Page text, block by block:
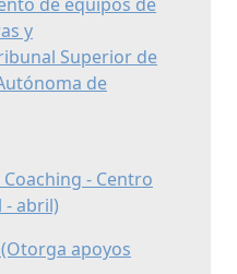
y
Superior de
de
- Centro
- abril)
(Otorga apoyos